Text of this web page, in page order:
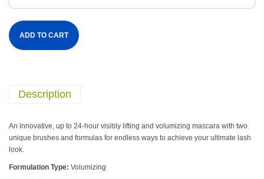
ADD TO CART
Description
An innovative, up to 24-hour visibly lifting and volumizing mascara with two
unique brushes and formulas for endless ways to achieve your ultimate lash
look.
Formulation Type: Volumizing